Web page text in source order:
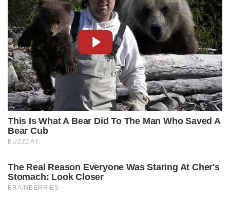
This Is What A Bear Did To The Man Who Saved A
Bear Cub
BUZZDAY
The Real Reason Everyone Was Staring At Cher's
Stomach: Look Closer
BRAINBERRIES